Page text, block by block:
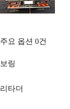
주요 옵션 0건
보링
리타더